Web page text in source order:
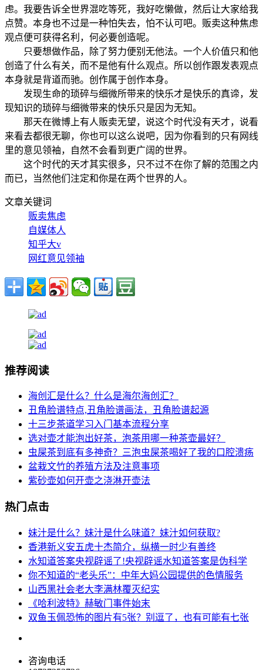
虑。我要告诉全世界混吃等死，我好吃懒做，然后让大家给我
点赞。本身也不过是一种怕失去，怕不认可吧。贩卖这种焦虑
观点便可获得名利，何必要创造呢。
只要想做作品，除了努力便别无他法。一个人价值只和他
创造了什么有关，而不是他有什么观点。所以创作跟发表观点
本身就是背道而驰。创作属于创作本身。
发现生命的琐碎与细微所带来的快乐才是快乐的真谛，发
现知识的琐碎与细微带来的快乐只是因为无知。
那天在微博上有人贩卖无望，说这个时代没有天才，说看
来看去都很无聊，你也可以这么说吧，因为你看到的只有网线
里的意见领袖，自然不会看到更广阔的世界。
这个时代的天才其实很多，只不过不在你了解的范围之内
而已，当然他们注定和你是在两个世界的人。
文章关键词
贩卖焦虑
自媒体人
知乎大v
网红意见领袖
推荐阅读
海创汇是什么？什么是海尔海创汇？
丑角脸谱特点,丑角脸谱画法，丑角脸谱起源
十三步茶道学习入门基本流程分享
选对壶才能泡出好茶，泡茶用哪一种茶壶最好？
虫屎茶到底有多神奇？三泡虫屎茶喝好了我的口腔溃疡
盆栽文竹的养殖方法及注意事项
紫砂壶如何开壶之浇淋开壶法
热门点击
妹汁是什么？妹汁是什么味道？妹汁如何获取?
香港新义安五虎十杰简介，纵横一时少有善终
水知道答案央视辟谣了!央视辟谣水知道答案是伪科学
你不知道的“老头乐”：中年大妈公园提供的色情服务
山西黑社会老大李满林覆灭纪实
《哈利波特》赫敏门事件始末
双鱼玉佩恐怖的图片有5张？别逗了，也有可能有七张
咨询电话